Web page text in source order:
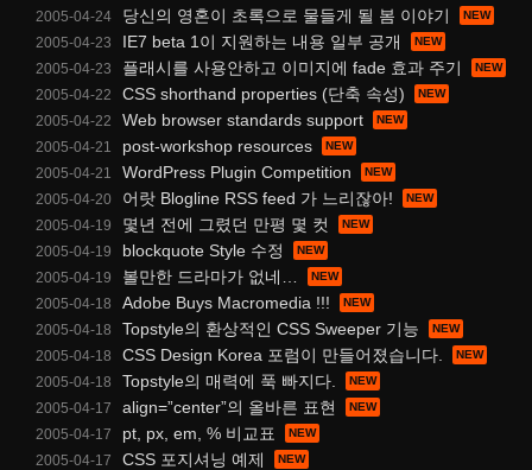
2005-04-24 당신의 영혼이 초록으로 물들게 될 봄 이야기
2005-04-23 IE7 beta 1이 지원하는 내용 일부 공개
2005-04-23 플래시를 사용안하고 이미지에 fade 효과 주기
2005-04-22 CSS shorthand properties (단축 속성)
2005-04-22 Web browser standards support
2005-04-21 post-workshop resources
2005-04-21 WordPress Plugin Competition
2005-04-20 어랏 Blogline RSS feed 가 느리잖아!
2005-04-19 몇년 전에 그렸던 만평 몇 컷
2005-04-19 blockquote Style 수정
2005-04-19 볼만한 드라마가 없네…
2005-04-18 Adobe Buys Macromedia !!!
2005-04-18 Topstyle의 환상적인 CSS Sweeper 기능
2005-04-18 CSS Design Korea 포럼이 만들어졌습니다.
2005-04-18 Topstyle의 매력에 푹 빠지다.
2005-04-17 align=”center”의 올바른 표현
2005-04-17 pt, px, em, % 비교표
2005-04-17 CSS 포지셔닝 예제